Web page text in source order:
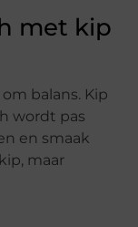
met kip
balans. Kip
wordt pas
en smaak
maar